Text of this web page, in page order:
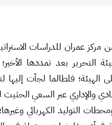
هيئة التحرير بعد تمددها
الهيئة؛ فلطالما لجأت
والإداري عبر السعي
التوليد الكهربائي